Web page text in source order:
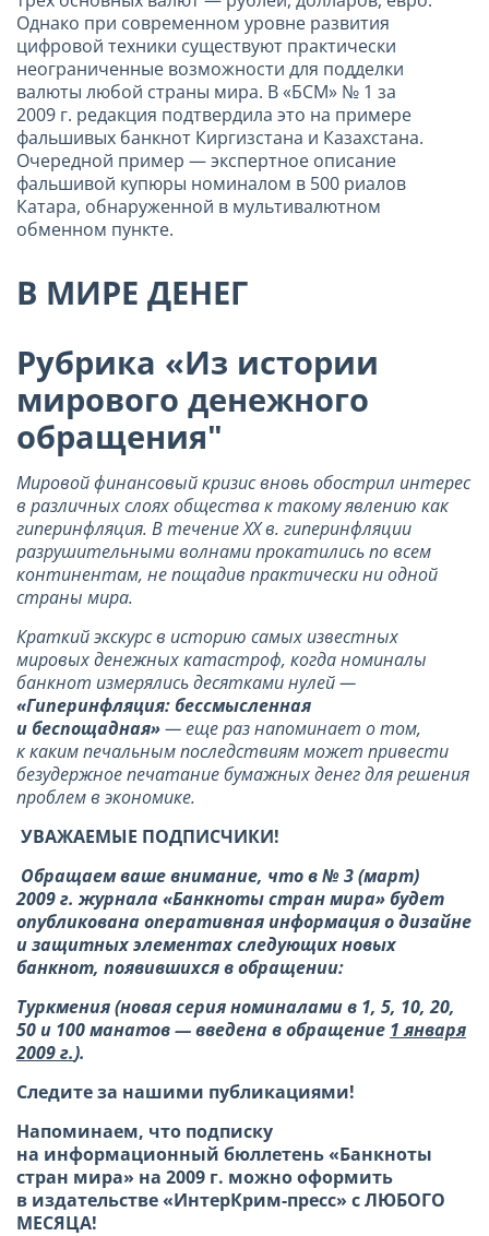
Однако при современном уровне развития
цифровой техники существуют практически
неограниченные возможности для подделки
валюты любой страны мира. В «БСМ» № 1 за
2009 г. редакция подтвердила это на примере
фальшивых банкнот Киргизстана и Казахстана.
Очередной пример — экспертное описание
фальшивой купюры номиналом в 500 риалов
Катара, обнаруженной в мультивалютном
обменном пункте.
В МИРЕ ДЕНЕГ
Рубрика «Из истории
мирового денежного
обращения"
Мировой финансовый кризис вновь обострил интерес
в различных слоях общества к такому явлению как
гиперинфляция. В течениеXXв. гиперинфляции
разрушительными волнами прокатились по всем
континентам, не пощадив практически ни одной
страны мира.
Краткий экскурс в историю самых известных
мировых денежных катастроф, когда номиналы
банкнот измерялись десятками нулей —
«Гиперинфляция: бессмысленная
и беспощадная»— еще раз напоминает о том,
к каким печальным последствиям может привести
безудержное печатание бумажных денег для решения
проблем в экономике.
УВАЖАЕМЫЕ ПОДПИСЧИКИ!
Обращаем ваше внимание, что в № 3 (март)
2009 г. журнала «Банкноты стран мира» будет
опубликована оперативная информация о дизайне
и защитных элементах следующих новых
банкнот, появившихся в обращении:
Туркмения(новая серия номиналами в 1, 5, 10, 20,
50 и 100 манатов —введена в обращение 1 января
2009 г.).
Следите за нашими публикациями!
Напоминаем, что подписку
на информационный бюллетень «Банкноты
стран мира» на 2009 г. можно оформить
в издательстве «ИнтерКрим-пресс» с ЛЮБОГО
МЕСЯЦА!